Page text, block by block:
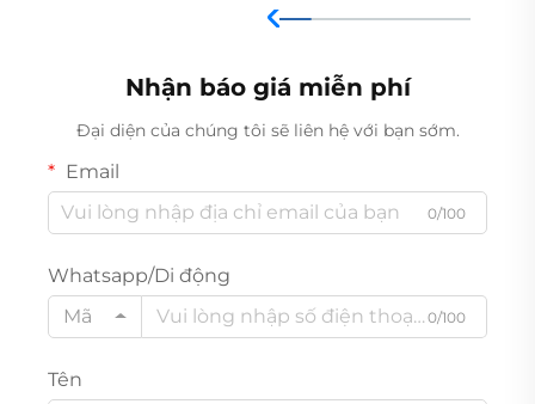
Nhận báo giá miễn phí
Đại diện của chúng tôi sẽ liên hệ với bạn sớm.
Email
0/100
Whatsapp/Di động
Mã
0/100
Tên